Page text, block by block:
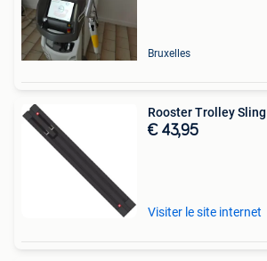
Bruxelles
Rooster Trolley Sling
€ 43,95
Visiter le site internet